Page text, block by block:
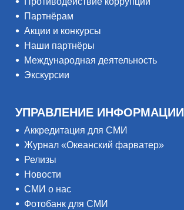
Партнёрам
Акции и конкурсы
Наши партнёры
Международная деятельность
Экскурсии
УПРАВЛЕНИЕ ИНФОРМАЦИИ
Аккредитация для СМИ
Журнал «Океанский фарватер»
Релизы
Новости
СМИ о нас
Фотобанк для СМИ